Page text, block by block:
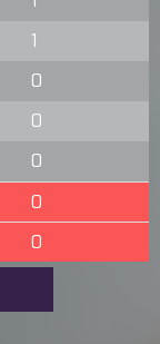
1
0
0
0
0
0